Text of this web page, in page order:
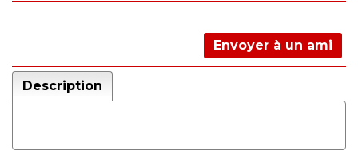
Envoyer à un ami
Description